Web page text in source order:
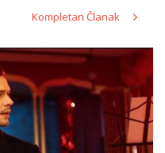
Kompletan Članak